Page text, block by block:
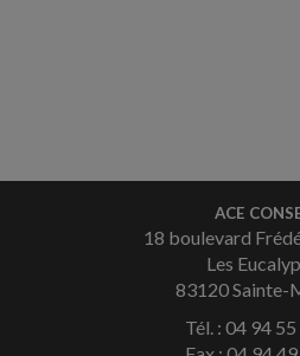
ACE
18 boulevard
Les
83120 Sainte-
Tél. : 04 94